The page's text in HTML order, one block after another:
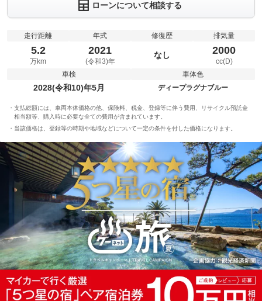
ローンについて相談する
走行距離
5.2
万km
年式
2021
(令和3)年
修復歴
なし
排気量
2000
cc(D)
車検
2028(令和10)年5月
車体色
ディープラグナブルー
支払総額には、車両本体価格の他、保険料、税金、登録等に伴う費用、リサイクル預託金
相当額等、購入時に必要な全ての費用が含まれています。
当該価格は、登録等の時期や地域などについて一定の条件を付した価格になります。